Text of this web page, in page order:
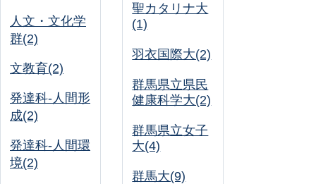
人文・文化学
群(2)
文教育(2)
発達科-人間形
成(2)
発達科-人間環
境(2)
聖カタリナ大
(1)
羽衣国際大(2)
群馬県立県民
健康科学大(2)
群馬県立女子
大(4)
群馬大(9)